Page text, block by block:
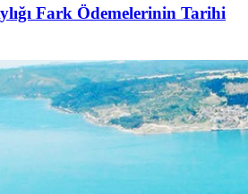
Fark Ödemelerinin Tarihi